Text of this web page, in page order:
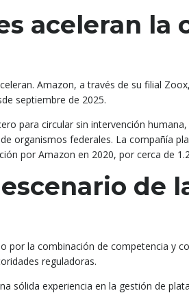
aceleran la
Amazon, a través de su filial
septiembre de 2025.
para circular sin intervención
organismos federales. La compañía
por Amazon en 2020, por cerca de
de
por la combinación de competencia y
reguladoras.
sólida experiencia en la gestión de